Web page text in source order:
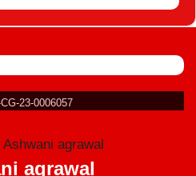
23-0006057
agrawal